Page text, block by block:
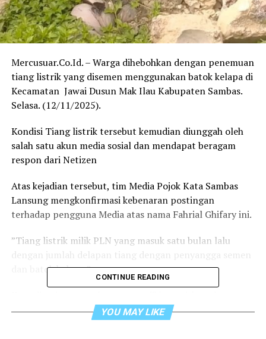
Mercusuar.Co.Id. – Warga dihebohkan dengan penemuan
tiang listrik yang disemen menggunakan batok kelapa di
Kecamatan Jawai Dusun Mak Ilau Kabupaten Sambas.
Selasa. (12/11/2025).
‎Kondisi Tiang listrik tersebut kemudian diunggah oleh
salah satu akun media sosial dan mendapat beragam
respon dari Netizen
‎Atas kejadian tersebut, tim Media Pojok Kata Sambas
Lansung mengkonfirmasi kebenaran postingan
terhadap pengguna Media atas nama Fahrial Ghifary ini.
‎”Tiang listrik milik PLN yang masuk satu bulan lalu
dengan jumlah delapan tiang dengan penyangga semen
dan batok kelapa,” ucapnya.
tumbang dan membahayakan warga sekitar ataupun
orang yang melintas
CONTINUE READING
YOU MAY LIKE